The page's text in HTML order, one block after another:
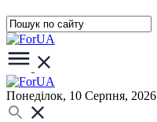
Понеділок, 10 Серпня, 2026